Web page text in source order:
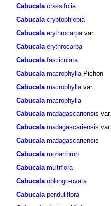
Cabucala crassifolia
Cabucala cryptophlebia
Cabucala erythrocarpavar.
Cabucala erythrocarpa
Cabucala fasciculata
Cabucala macrophyllaPichon
Cabucala macrophyllavar.
Cabucala macrophylla
Cabucala madagascariensis var.
Cabucala madagascariensis var.
Cabucala madagascariensis
Cabucala monarthron
Cabucala multiflora
Cabucala oblongo-ovata
Cabucala penduliflora